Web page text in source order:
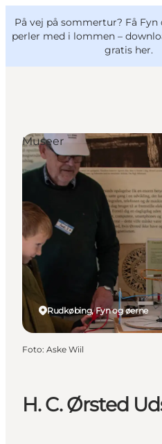
På vej på sommertur? Få
perler med i lommen –
gratis her.
Oplevelser
Outdoor
Mad og drikke
Overnatning
Book lokale
VisitFyn
Deutsch
H. C. Ørsted
Rudkøbing, Fyn og øerne
Museer
Foto: Aske Wiil